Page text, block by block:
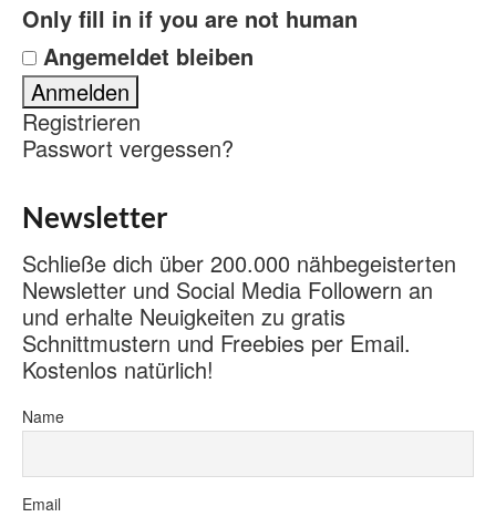
Only fill in if you are not human
Angemeldet bleiben
Registrieren
Passwort vergessen?
Newsletter
Schließe dich über 200.000 nähbegeisterten
Newsletter und Social Media Followern an
und erhalte Neuigkeiten zu gratis
Schnittmustern und Freebies per Email.
Kostenlos natürlich!
Name
Email